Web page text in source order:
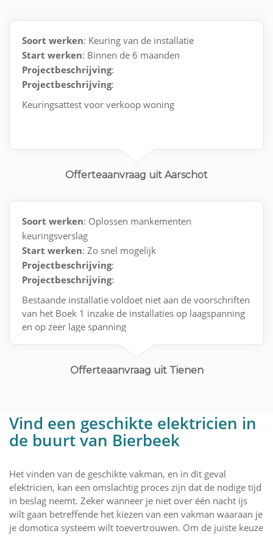
Soort werken: Keuring van de installatie
Start werken: Binnen de 6 maanden
Projectbeschrijving:
Projectbeschrijving:
Keuringsattest voor verkoop woning
Offerteaanvraag uit Aarschot
Soort werken: Oplossen mankementen
keuringsverslag
Start werken: Zo snel mogelijk
Projectbeschrijving:
Projectbeschrijving:
Bestaande installatie voldoet niet aan de voorschriften
van het Boek 1 inzake de installaties op laagspanning
en op zeer lage spanning
Offerteaanvraag uit Tienen
Vind een geschikte elektricien in
de buurt van Bierbeek
Het vinden van de geschikte vakman, en in dit geval
elektricien, kan een omslachtig proces zijn dat de nodige tijd
in beslag neemt. Zeker wanneer je niet over één nacht ijs
wilt gaan betreffende het kiezen van een vakman waaraan je
je domotica systeem wilt toevertrouwen. Om de juiste keuze